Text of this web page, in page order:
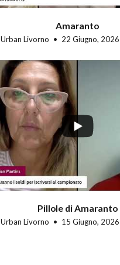
Amaranto
Urban Livorno 22 Giugno,
Pillole di Amaranto
Urban Livorno 15 Giugno,